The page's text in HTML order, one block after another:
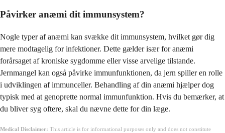
Påvirker anæmi dit immunsystem?
Nogle typer af anæmi kan svække dit immunsystem, hvilket gør dig
mere modtagelig for infektioner. Dette gælder især for anæmi
forårsaget af kroniske sygdomme eller visse arvelige tilstande.
Jernmangel kan også påvirke immunfunktionen, da jern spiller en rolle
i udviklingen af immunceller. Behandling af din anæmi hjælper dog
typisk med at genoprette normal immunfunktion. Hvis du bemærker, at
du bliver syg oftere, skal du nævne dette for din læge.
Medical Disclaimer: This article is for informational purposes only and does not constitute